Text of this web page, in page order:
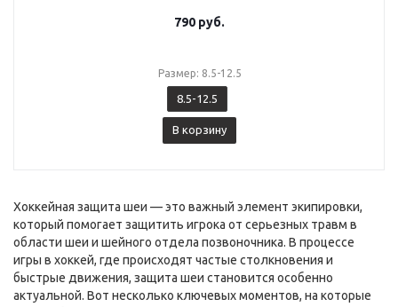
790 руб.
Размер: 8.5-12.5
8.5-12.5
В корзину
Хоккейная защита шеи — это важный элемент экипировки,
который помогает защитить игрока от серьезных травм в
области шеи и шейного отдела позвоночника. В процессе
игры в хоккей, где происходят частые столкновения и
быстрые движения, защита шеи становится особенно
актуальной. Вот несколько ключевых моментов, на которые